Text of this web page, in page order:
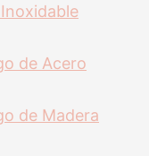
de Acero
de Madera